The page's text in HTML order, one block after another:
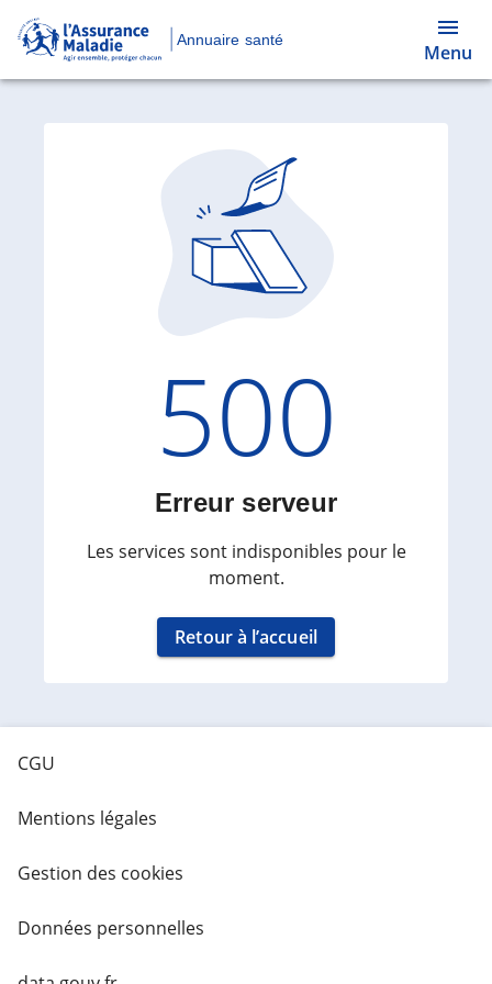
Annuaire santé
Menu
Code
500
Erreur serveur
Les services sont indisponibles pour le
moment.
Retour à l’accueil
CGU
Mentions légales
Gestion des cookies
Données personnelles